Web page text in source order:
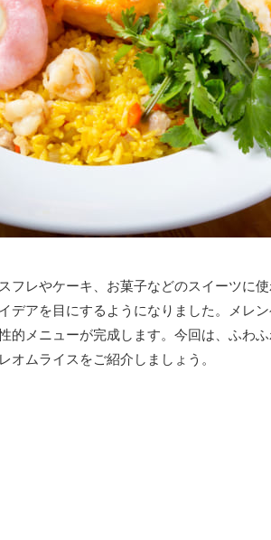
フレやケーキ、お菓子などのスイーツに
デアを目にするようになりました。メレ
的メニューが完成します。今回は、ふわ
オムライスをご紹介しましょう。